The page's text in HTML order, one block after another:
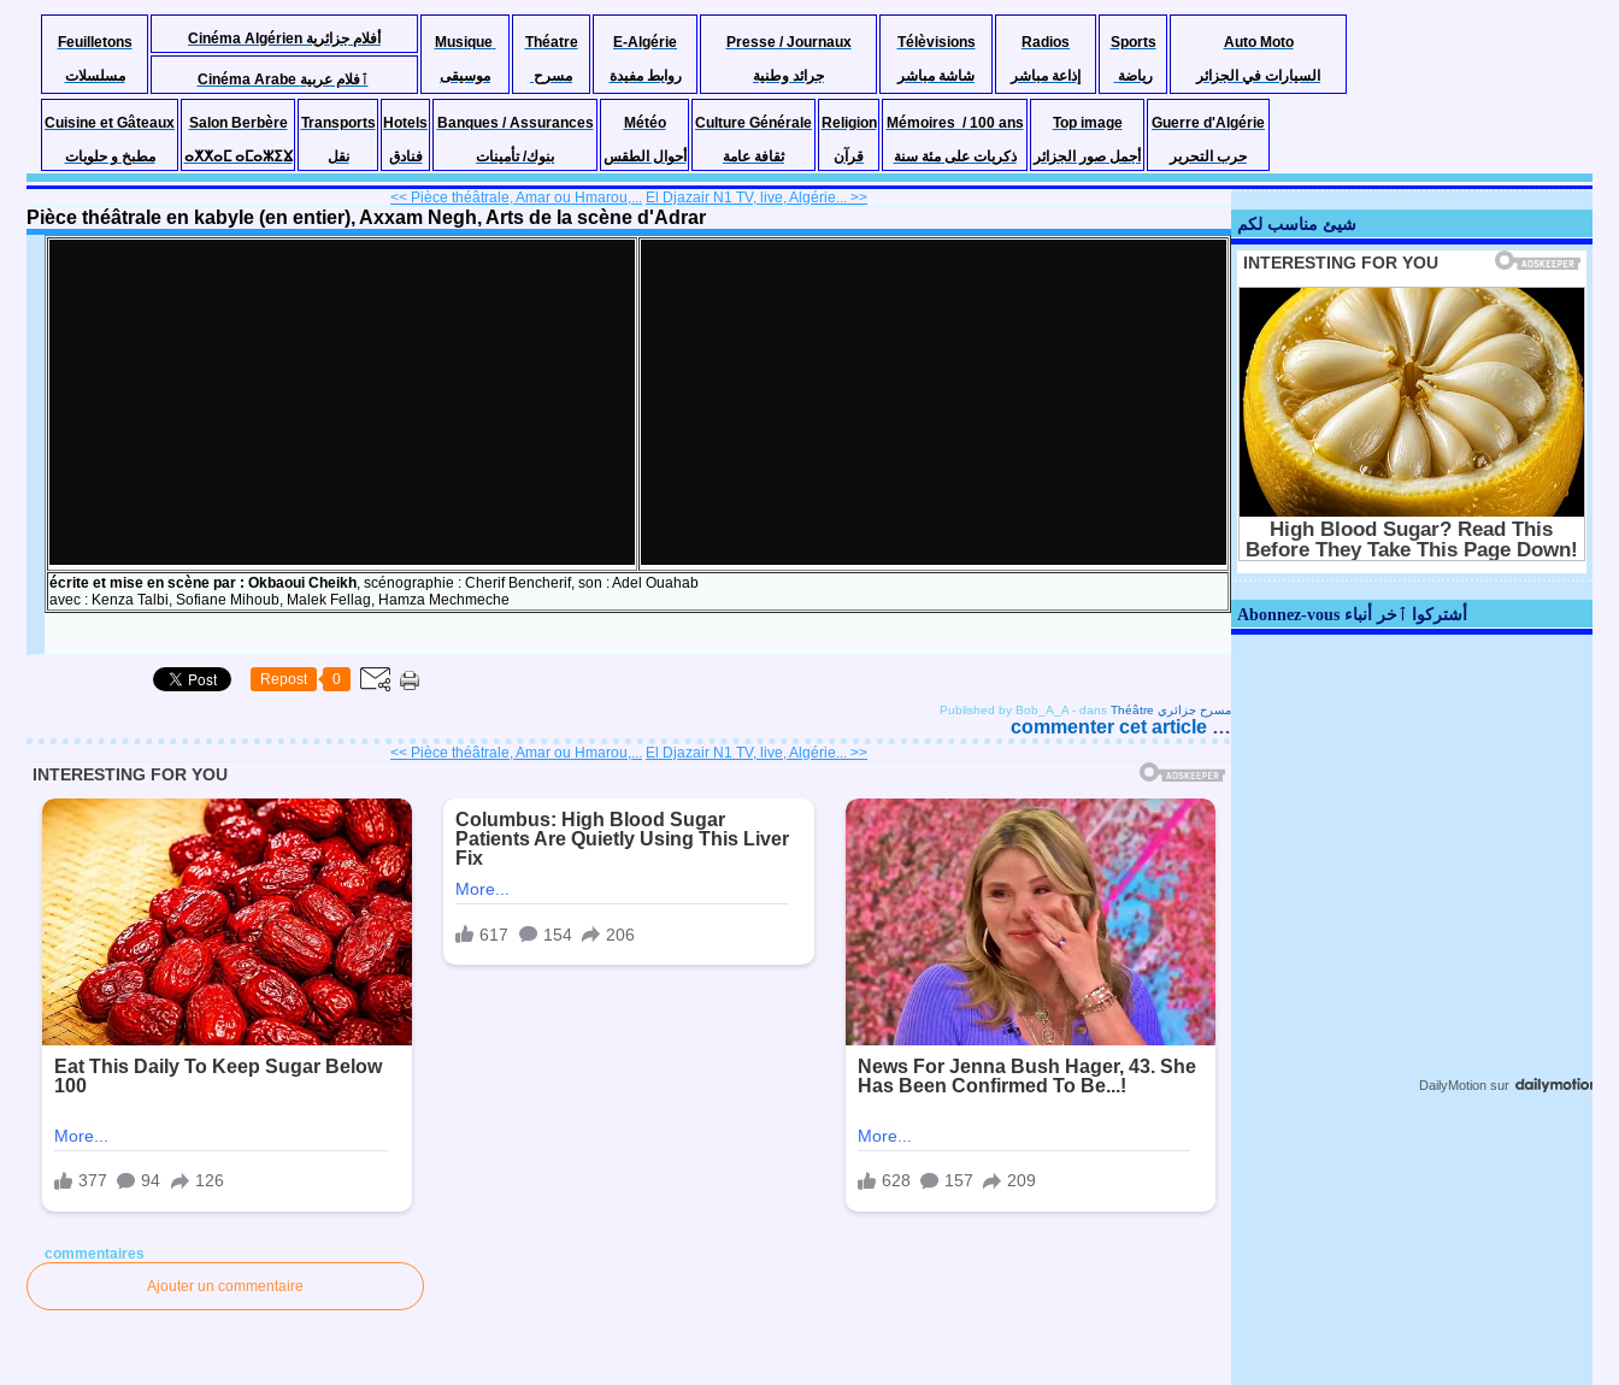
Feuilletons
مسلسلات
Cinéma Algérien أفلام جزائرية
Musique
موسيقى
Théatre
مسرح
E-Algérie
روابط مفيدة
Presse / Journaux
جرائد وطنية
Télèvisions
شاشة مباشر
Radios
إذاعة مباشر
Sports
رياضة
Auto Moto
السيارات في الجزائر
Cinéma Arabe ٱفلام عربية
Cuisine et Gâteaux
مطبخ و حلويات
Salon Berbère
ⴰⵅⵅⴰⵎ ⴰⵎⴰⵣⵉⴴ
Transports
نقل
Hotels
فنادق
Banques / Assurances
بنوك/ تأمينات
Météo
أحوال الطقس
Culture Générale
ثقافة عامة
Religion
قرآن
Mémoires / 100 ans
ذكريات على مئة سنة
Top image
أجمل صور الجزائر
Guerre d'Algérie
حرب التحرير
<< Pièce théâtrale, Amar ou Hmarou,... El Djazair N1 TV, live, Algérie... >>
Pièce théâtrale en kabyle (en entier), Axxam Negh, Arts de la scène d'Adrar
écrite et mise en scène par : Okbaoui Cheikh, scénographie : Cherif Bencherif, son : Adel Ouahab
avec : Kenza Talbi, Sofiane Mihoub, Malek Fellag, Hamza Mechmeche
Repost 0
Published by Bob_A_A - dans Théâtre مسرح جزائري
commenter cet article …
<< Pièce théâtrale, Amar ou Hmarou,... El Djazair N1 TV, live, Algérie... >>
commentaires
Ajouter un commentaire
شيئ مناسب لكم
Abonnez-vous أشتركوا ٱخر أنباء
DailyMotion sur